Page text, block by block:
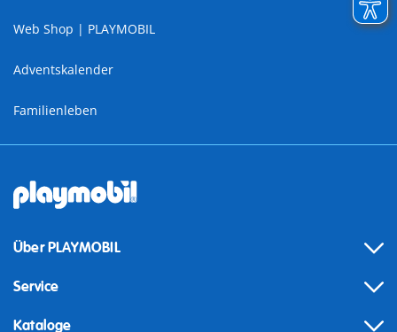
Web Shop | PLAYMOBIL
Adventskalender
Familienleben
Über PLAYMOBIL
Service
Kataloge